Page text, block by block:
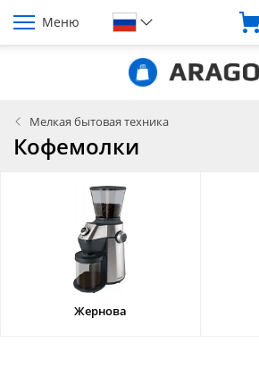
Меню
Мелкая бытовая техника
Кофемолки
Жернова